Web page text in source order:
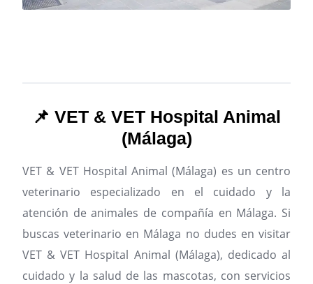
📌 VET & VET Hospital Animal
(Málaga)
VET & VET Hospital Animal (Málaga) es un centro
veterinario especializado en el cuidado y la
atención de animales de compañía en Málaga. Si
buscas veterinario en Málaga no dudes en visitar
VET & VET Hospital Animal (Málaga), dedicado al
cuidado y la salud de las mascotas, con servicios